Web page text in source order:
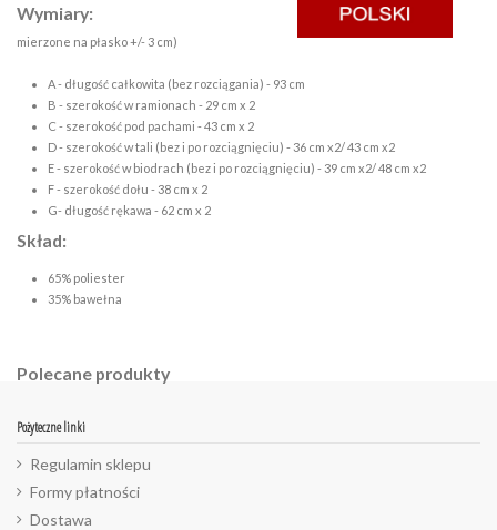
Wymiary:
mierzone na płasko +/- 3 cm)
A - długość całkowita (bez rozciągania) - 93 cm
B - szerokość w ramionach - 29 cm x 2
C - szerokość pod pachami - 43 cm x 2
D - szerokość w tali (bez i po rozciągnięciu) - 36 cm x2/ 43 cm x2
E - szerokość w biodrach (bez i po rozciągnięciu) - 39 cm x2/ 48 cm x2
F - szerokość dołu - 38 cm x 2
G- długość rękawa - 62 cm x 2
Skład:
65% poliester
35% bawełna
Polecane produkty
Pożyteczne linki
Regulamin sklepu
Formy płatności
Dostawa